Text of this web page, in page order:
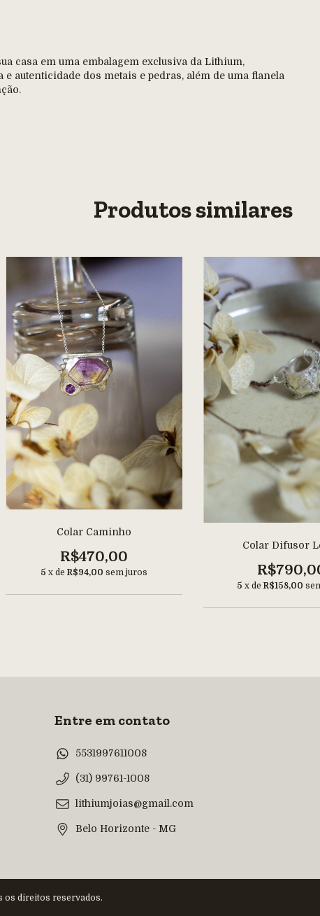
casa em uma embalagem exclusiva da Lithium,
autenticidade dos metais e pedras, além de uma flanela
Produtos similares
Colar Caminho
R$470,00
5 x de R$94,00 sem juros
Colar Difusor
5 x de R$158,00
Entre em contato
5531997611008
(31) 99761-1008
lithiumjoias@gmail.com
Belo Horizonte - MG
os direitos reservados.